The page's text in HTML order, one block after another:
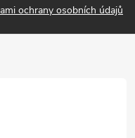
ochrany osobních údajů